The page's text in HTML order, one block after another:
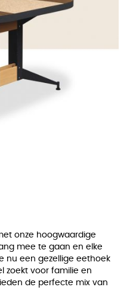
onze hoogwaardige
mee te gaan en elke
nu een gezellige eethoek
zoekt voor familie en
de perfecte mix van